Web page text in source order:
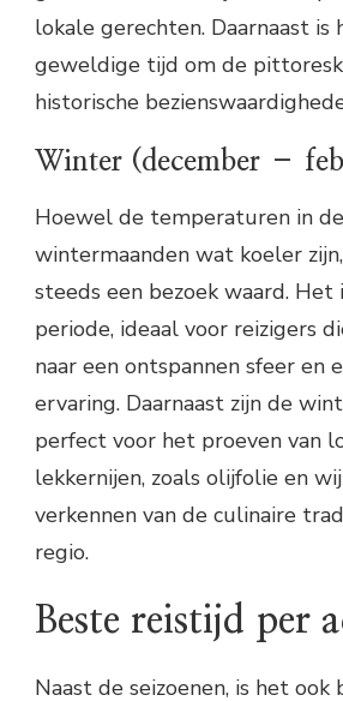
lokale gerechten. Daarnaast is
geweldige tijd om de
historische
Winter (december –
Hoewel de temperaturen in de
wintermaanden wat koeler
steeds een bezoek waard. Het
periode, ideaal voor reizigers
naar een ontspannen sfeer en
ervaring. Daarnaast zijn de
perfect voor het proeven van
lekkernijen, zoals olijfolie en
verkennen van de culinaire
regio.
Beste reistijd per
Naast de seizoenen, is het ook